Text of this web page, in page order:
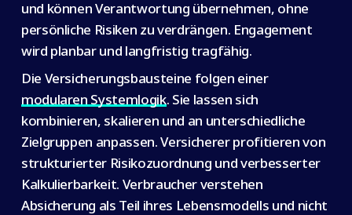
und können Verantwortung übernehmen, ohne
persönliche Risiken zu verdrängen. Engagement
wird planbar und langfristig tragfähig.
Die Versicherungsbausteine folgen einer
modularen Systemlogik. Sie lassen sich
kombinieren, skalieren und an unterschiedliche
Zielgruppen anpassen. Versicherer profitieren von
strukturierter Risikozuordnung und verbesserter
Kalkulierbarkeit. Verbraucher verstehen
Absicherung als Teil ihres Lebensmodells und nicht